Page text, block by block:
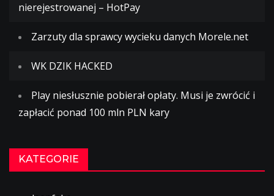
nierejestrowanej – HotPay
Zarzuty dla sprawcy wycieku danych Morele.net
WK DZIK HACKED
Play niesłusznie pobierał opłaty. Musi je zwrócić i
zapłacić ponad 100 mln PLN kary
KATEGORIE